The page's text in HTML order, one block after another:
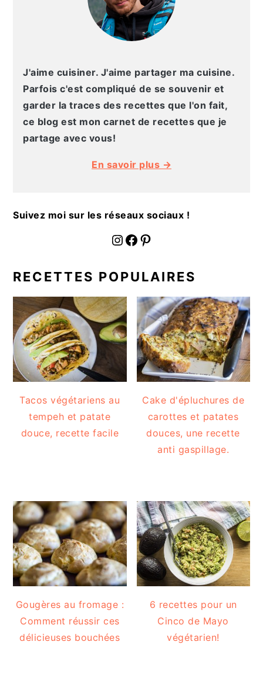
J'aime cuisiner. J'aime partager ma cuisine.
Parfois c'est compliqué de se souvenir et
garder la traces des recettes que l'on fait,
ce blog est mon carnet de recettes que je
partage avec vous!
En savoir plus →
Suivez moi sur les réseaux sociaux !
fournoratio Facebook Pinterest
RECETTES POPULAIRES
Tacos végétariens au
tempeh et patate
douce, recette facile
Cake d'épluchures de
carottes et patates
douces, une recette
anti gaspillage.
Gougères au fromage :
Comment réussir ces
délicieuses bouchées
6 recettes pour un
Cinco de Mayo
végétarien!